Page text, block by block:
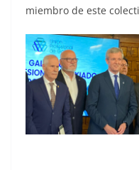
miembro de este